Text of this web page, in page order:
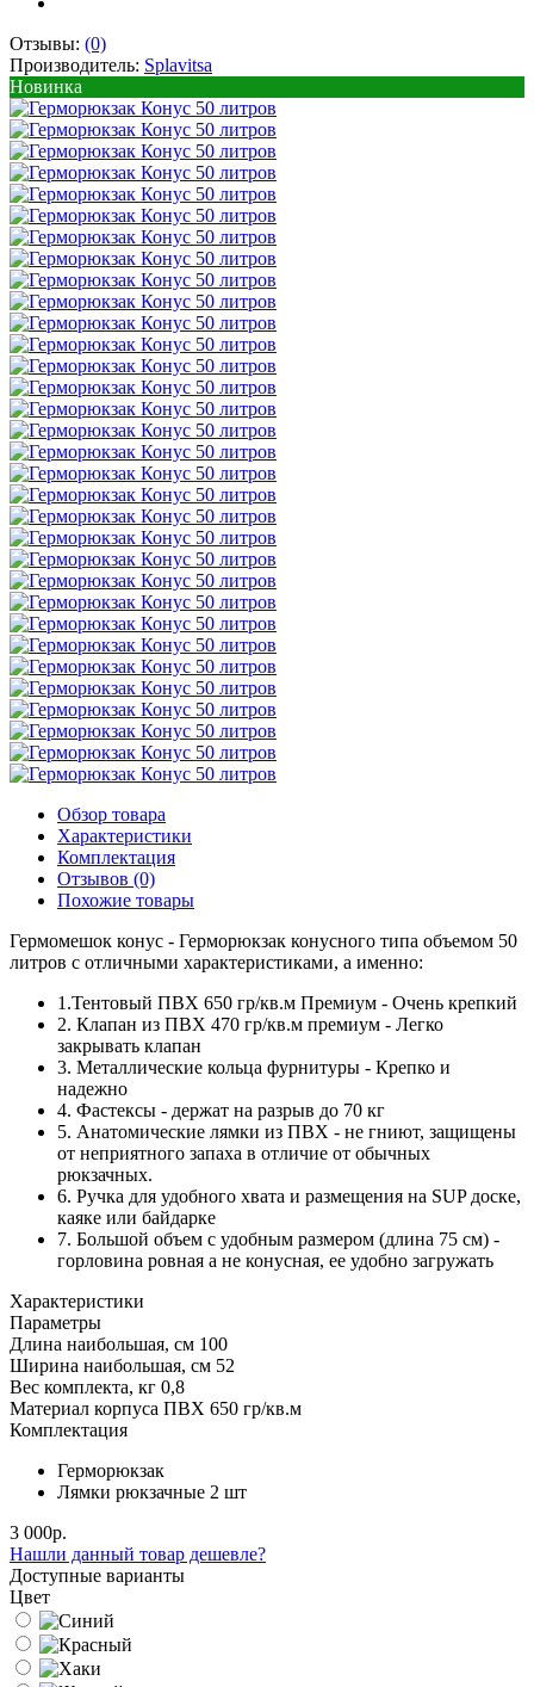
Отзывы: (0)
Производитель: Splavitsa
Новинка
Обзор товара
Характеристики
Комплектация
Отзывов (0)
Похожие товары
Гермомешок конус - Герморюкзак конусного типа объемом 50
литров с отличными характеристиками, а именно:
1.Тентовый ПВХ 650 гр/кв.м Премиум - Очень крепкий
2. Клапан из ПВХ 470 гр/кв.м премиум - Легко
закрывать клапан
3. Металлические кольца фурнитуры - Крепко и
надежно
4. Фастексы - держат на разрыв до 70 кг
5. Анатомические лямки из ПВХ - не гниют, защищены
от неприятного запаха в отличие от обычных
рюкзачных.
6. Ручка для удобного хвата и размещения на SUP доске,
каяке или байдарке
7. Большой объем с удобным размером (длина 75 см) -
горловина ровная а не конусная, ее удобно загружать
Характеристики
Параметры
Длина наибольшая, см 100
Ширина наибольшая, см 52
Вес комплекта, кг 0,8
Материал корпуса ПВХ 650 гр/кв.м
Комплектация
Герморюкзак
Лямки рюкзачные 2 шт
3 000р.
Нашли данный товар дешевле?
Доступные варианты
Цвет